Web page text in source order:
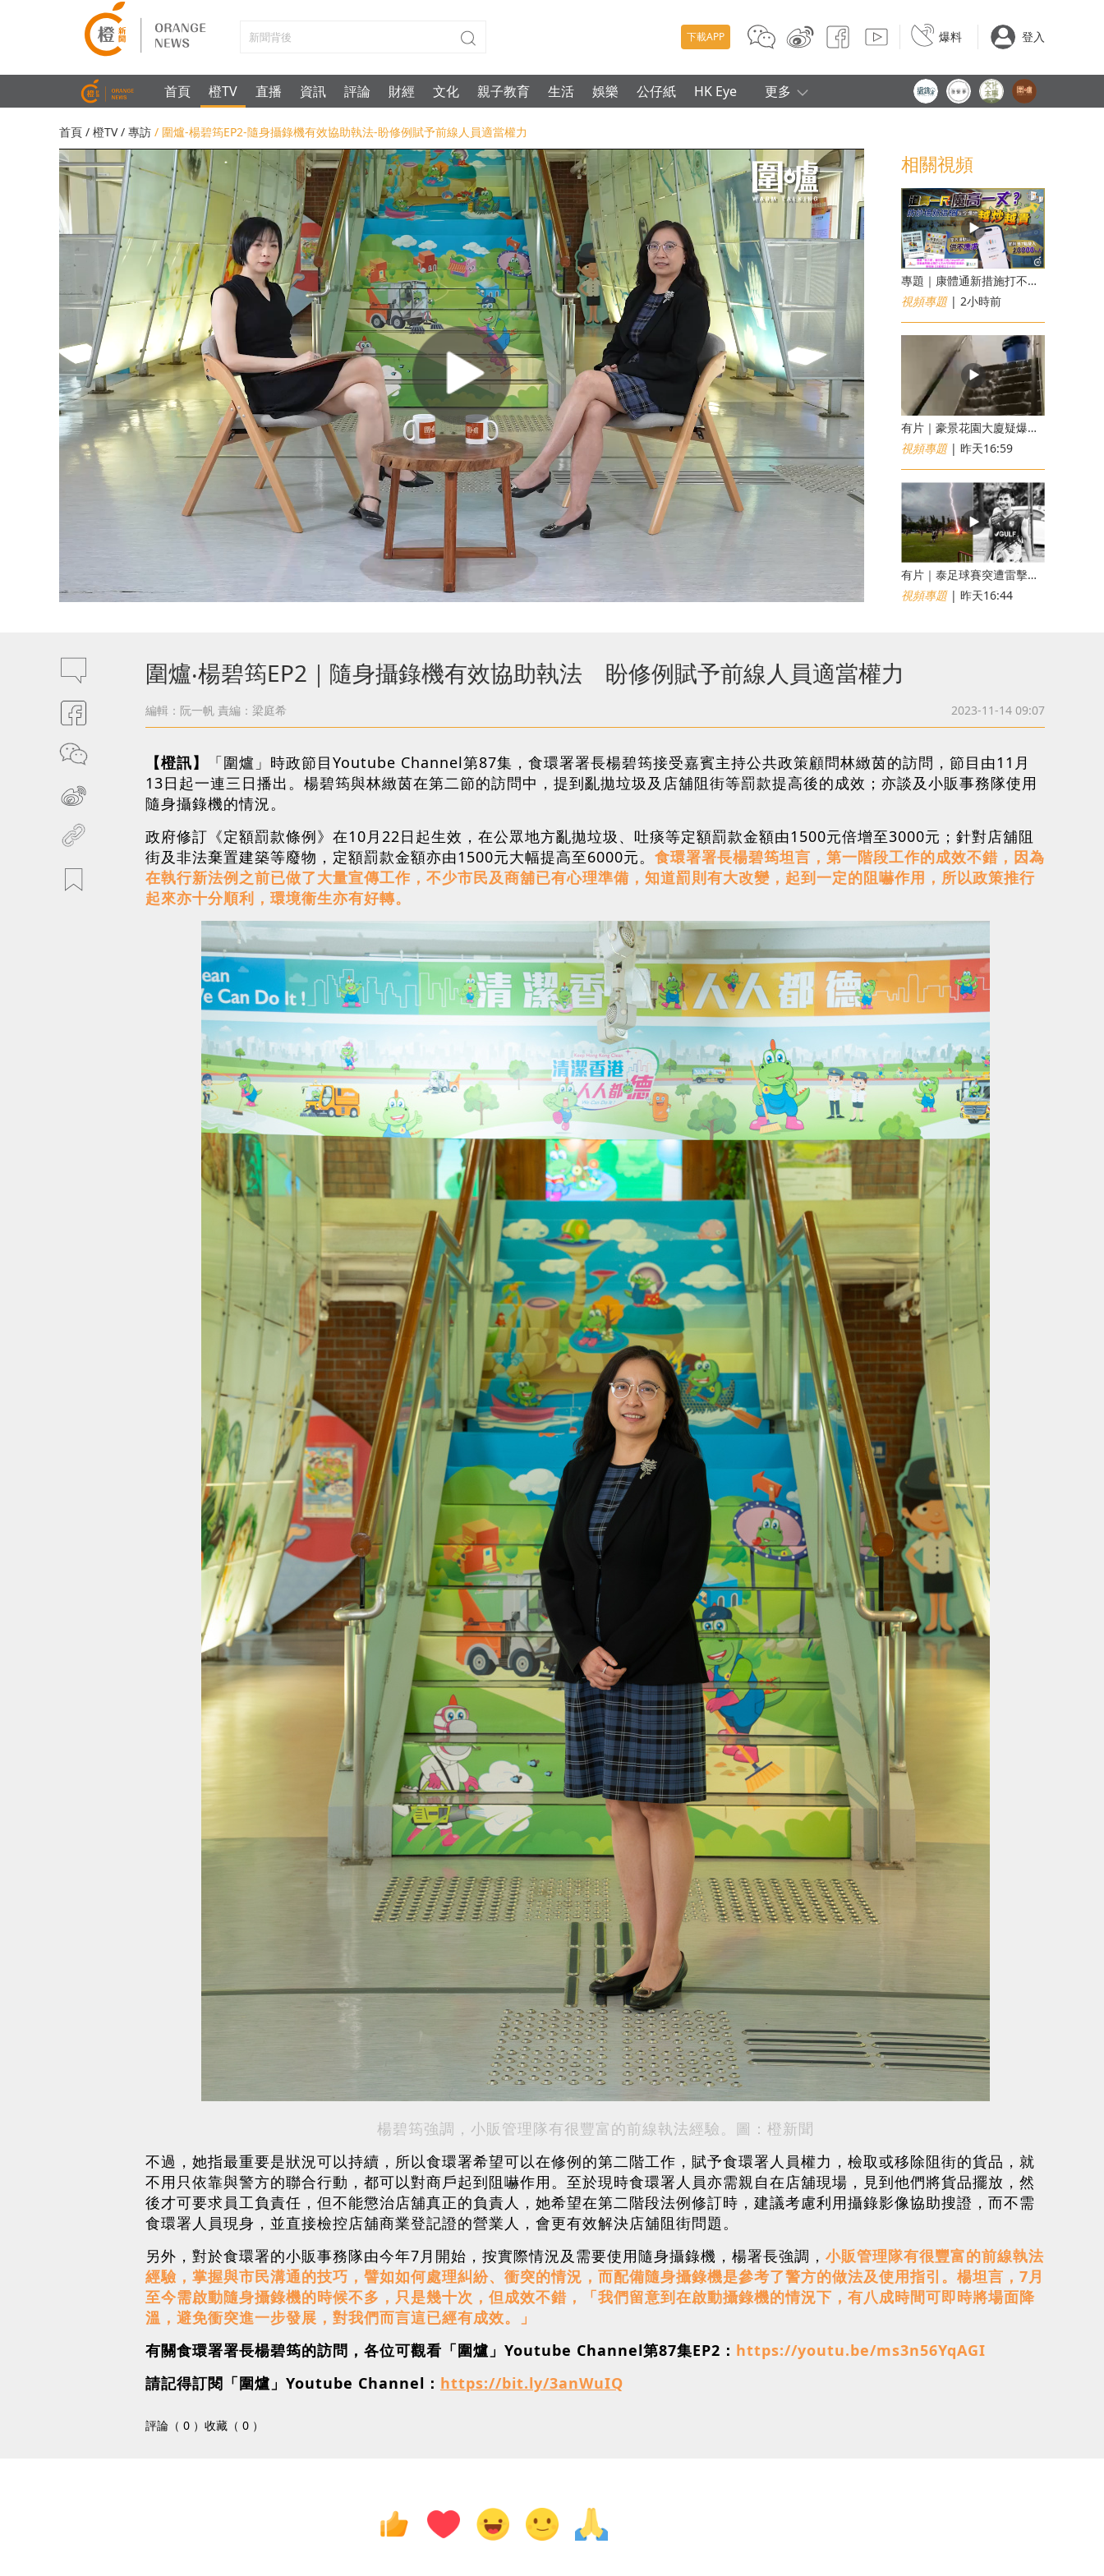
下載APP 爆料 登入
首頁 橙TV 直播 資訊 評論 財經 文化 親子教育 生活 娛樂 公仔紙 HK Eye 更多
首頁 / 橙TV/ 專訪 / 圍爐-楊碧筠EP2-隨身攝錄機有效協助執法-盼修例賦予前線人員適當權力
相關視頻
專題｜康體通新措施打不倒黃牛？室內運動場一場難求越炒越貴
視頻專題| 2小時前
有片｜豪景花園大廈疑爆消防喉 後樓梯慘變瀑布
視頻專題| 昨天16:59
有片｜泰足球賽突遭雷擊釀1死12傷 24歲球員被閃電劈中亡
視頻專題| 昨天16:44
圍爐‧楊碧筠EP2｜隨身攝錄機有效協助執法 盼修例賦予前線人員適當權力
編輯：阮一帆 責編：梁庭希 2023-11-14 09:07
【橙訊】
「圍爐」時政節目Youtube Channel第87集，食環署署長楊碧筠接受嘉賓主持公共政策顧問林緻茵的訪問，節目由11月
13日起一連三日播出。楊碧筠與林緻茵在第二節的訪問中，提到亂拋垃圾及店舖阻街等罰款提高後的成效；亦談及小販事務隊使用
隨身攝錄機的情況。
政府修訂《定額罰款條例》在10月22日起生效，在公眾地方亂拋垃圾、吐痰等定額罰款金額由1500元倍增至3000元；針對店舖阻
街及非法棄置建築等廢物，定額罰款金額亦由1500元大幅提高至6000元。 食環署署長楊碧筠坦言，第一階段工作的成效不錯，因為
在執行新法例之前已做了大量宣傳工作，不少市民及商舖已有心理準備，知道罰則有大改變，起到一定的阻嚇作用，所以政策推行
起來亦十分順利，環境衞生亦有好轉。
楊碧筠強調，小販管理隊有很豐富的前線執法經驗。圖：橙新聞
不過，她指最重要是狀況可以持續，所以食環署希望可以在修例的第二階工作，賦予食環署人員權力，檢取或移除阻街的貨品，就
不用只依靠與警方的聯合行動，都可以對商戶起到阻嚇作用。至於現時食環署人員亦需親自在店舖現場，見到他們將貨品擺放，然
後才可要求員工負責任，但不能懲治店舖真正的負責人，她希望在第二階段法例修訂時，建議考慮利用攝錄影像協助搜證，而不需
食環署人員現身，並直接檢控店舖商業登記證的營業人，會更有效解決店舖阻街問題。
另外，對於食環署的小販事務隊由今年7月開始，按實際情況及需要使用隨身攝錄機，楊署長強調， 小販管理隊有很豐富的前線執法
經驗，掌握與市民溝通的技巧，譬如如何處理糾紛、衝突的情況，而配備隨身攝錄機是參考了警方的做法及使用指引。楊坦言，7月
至今需啟動隨身攝錄機的時候不多，只是幾十次，但成效不錯，「我們留意到在啟動攝錄機的情況下，有八成時間可即時將場面降
溫，避免衝突進一步發展，對我們而言這已經有成效。」
有關食環署署長楊碧筠的訪問，各位可觀看「圍爐」Youtube Channel第87集EP2： https://youtu.be/ms3n56YqAGI
請記得訂閱「圍爐」Youtube Channel： https://bit.ly/3anWuIQ
評論（ 0 ） 收藏（ 0 ）